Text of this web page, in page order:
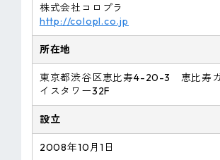
株式会社コロプラ
http://colopl.co.jp
所在地
東京都渋谷区恵比寿4-20-3 恵比寿
イスタワー32F
設立
2008年10月1日